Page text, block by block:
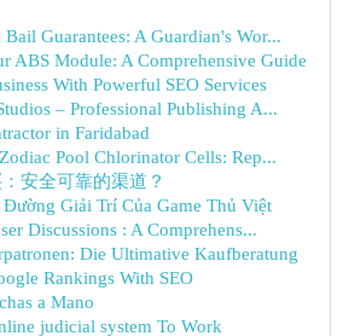
Guarantees: A Guardian's Wor...
ABS Module: A Comprehensive Guide
With Powerful SEO Services
– Professional Publishing A...
in Faridabad
Pool Chlorinator Cells: Rep...
安全可靠的渠道？
Giải Trí Của Game Thủ Việt
Discussions : A Comprehens...
Die Ultimative Kaufberatung
Rankings With SEO
a Mano
judicial system To Work